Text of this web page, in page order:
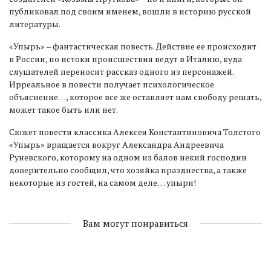
публиковал под своим именем, вошли в историю русской
литературы.
«Упырь» – фантастическая повесть. Действие ее происходит
в России, но истоки происшествия ведут в Италию, куда
слушателей переносит рассказ одного из персонажей.
Ирреальное в повести получает психологическое
объяснение…, которое все же оставляет нам свободу решать,
может такое быть или нет.
Сюжет повести классика Алексея Константиновича Толстого
«Упырь» вращается вокруг Александра Андреевича
Руневского, которому на одном из балов некий господин
доверительно сообщил, что хозяйка празднества, а также
некоторые из гостей, на самом деле… упыри!
Вам могут понравиться